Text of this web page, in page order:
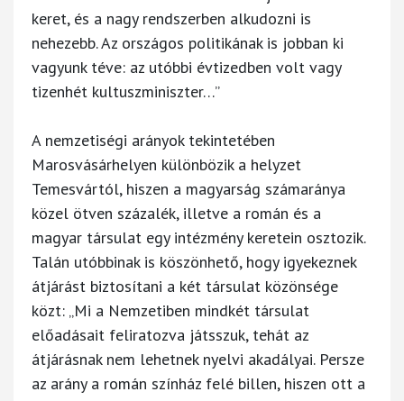
keret, és a nagy rendszerben alkudozni is
nehezebb. Az országos politikának is jobban ki
vagyunk téve: az utóbbi évtizedben volt vagy
tizenhét kultuszminiszter…”
A nemzetiségi arányok tekintetében
Marosvásárhelyen különbözik a helyzet
Temesvártól, hiszen a magyarság számaránya
közel ötven százalék, illetve a román és a
magyar társulat egy intézmény keretein osztozik.
Talán utóbbinak is köszönhető, hogy igyekeznek
átjárást biztosítani a két társulat közönsége
közt: „Mi a Nemzetiben mindkét társulat
előadásait feliratozva játsszuk, tehát az
átjárásnak nem lehetnek nyelvi akadályai. Persze
az arány a román színház felé billen, hiszen ott a